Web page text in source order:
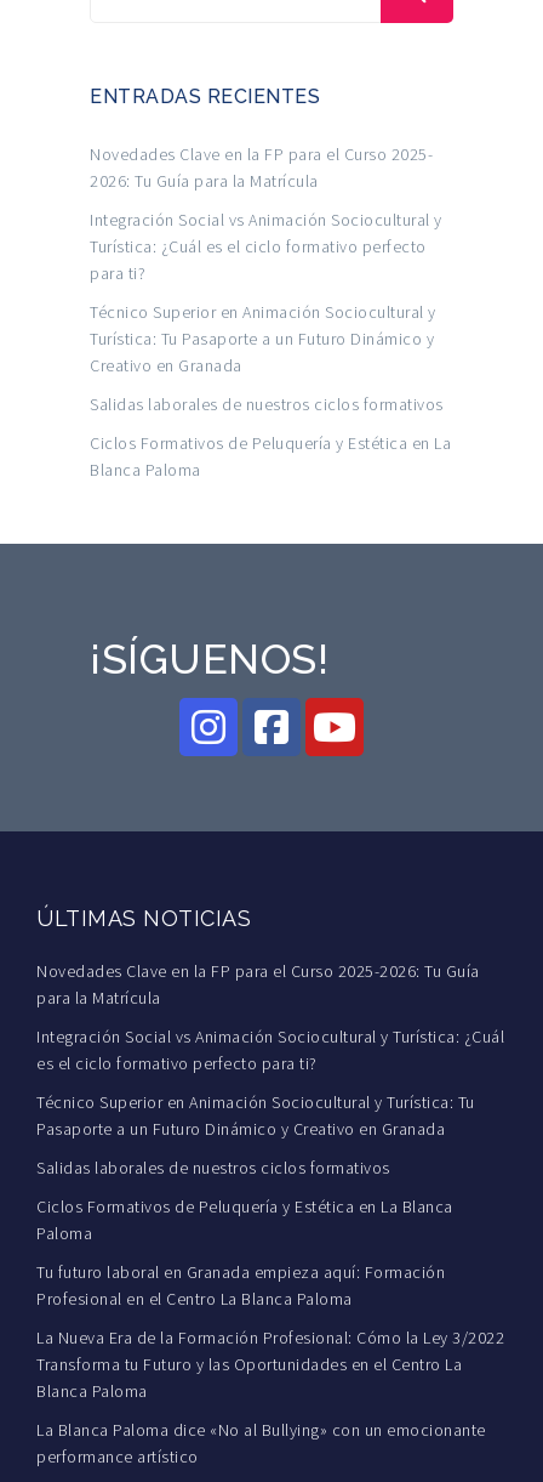
ENTRADAS RECIENTES
Novedades Clave en la FP para el Curso 2025-
2026: Tu Guía para la Matrícula
Integración Social vs Animación Sociocultural y
Turística: ¿Cuál es el ciclo formativo perfecto
para ti?
Técnico Superior en Animación Sociocultural y
Turística: Tu Pasaporte a un Futuro Dinámico y
Creativo en Granada
Salidas laborales de nuestros ciclos formativos
Ciclos Formativos de Peluquería y Estética en La
Blanca Paloma
¡SÍGUENOS!
ÚLTIMAS NOTICIAS
Novedades Clave en la FP para el Curso 2025-2026: Tu Guía
para la Matrícula
Integración Social vs Animación Sociocultural y Turística: ¿Cuál
es el ciclo formativo perfecto para ti?
Técnico Superior en Animación Sociocultural y Turística: Tu
Pasaporte a un Futuro Dinámico y Creativo en Granada
Salidas laborales de nuestros ciclos formativos
Ciclos Formativos de Peluquería y Estética en La Blanca
Paloma
Tu futuro laboral en Granada empieza aquí: Formación
Profesional en el Centro La Blanca Paloma
La Nueva Era de la Formación Profesional: Cómo la Ley 3/2022
Transforma tu Futuro y las Oportunidades en el Centro La
Blanca Paloma
La Blanca Paloma dice «No al Bullying» con un emocionante
performance artístico